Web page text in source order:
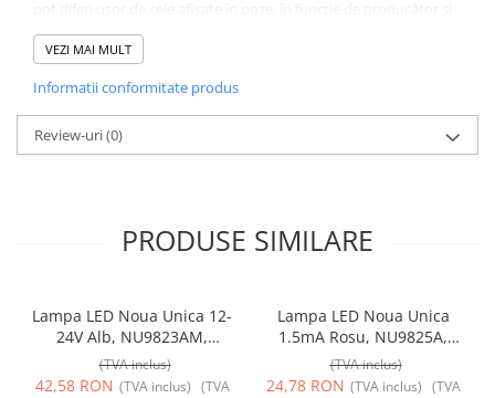
de lotul de fabricație. Ne străduim să actualizăm informațiile și
imaginile cât mai frecvent posibil pentru a reflecta cu exactitate
pentru înțelegere!
VEZI MAI MULT
Informatii conformitate produs
Review-uri(0)
PRODUSE SIMILARE
Lampa LED Noua Unica 12-
24V Alb, NU9823AM,
Schneider Electric -
Schneider
(TVA inclus)
42,58 RON (TVA inclus) (TVA
Lampa LED Noua Unica
1.5mA Rosu, NU9825A,
Schneider Electric -
Schneider
(TVA inclus)
24,78 RON (TVA inclus) (TVA